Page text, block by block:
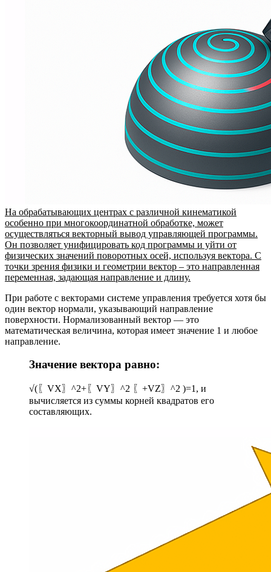
На обрабатывающих центрах с различной кинематикой
особенно при многокоординатной обработке, может
осуществляться векторный вывод управляющей программы.
Он позволяет унифицировать код программы и уйти от
физических значений поворотных осей, используя вектора. С
точки зрения физики и геометрии вектор – это направленная
переменная, задающая направление и длину.
При работе с векторами системе управления требуется хотя бы
один вектор нормали, указывающий направление
поверхности. Нормализованный вектор — это
математическая величина, которая имеет значение 1 и любое
направление.
Значение вектора равно:
√(〖VX〗^2+〖VY〗^2 〖+VZ〗^2 )=1, и
вычисляется из суммы корней квадратов его
составляющих.